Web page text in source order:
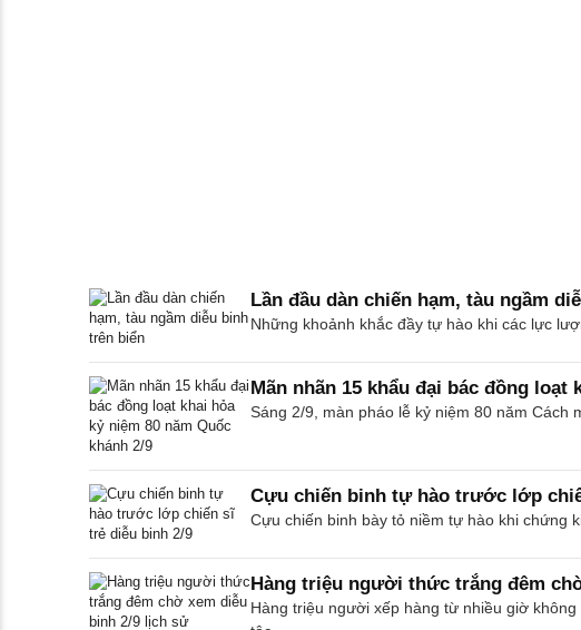
Lần đầu dàn chiến hạm, tàu ngầm
Những khoảnh khắc đầy tự hào khi các lực
Mãn nhãn 15 khẩu đại bác đồng loạt
Sáng 2/9, màn pháo lễ kỷ niệm 80 năm Cách
Cựu chiến binh tự hào trước lớp
Cựu chiến binh bày tỏ niềm tự hào khi chứng
Hàng triệu người thức trắng đêm
Hàng triệu người xếp hàng từ nhiều giờ